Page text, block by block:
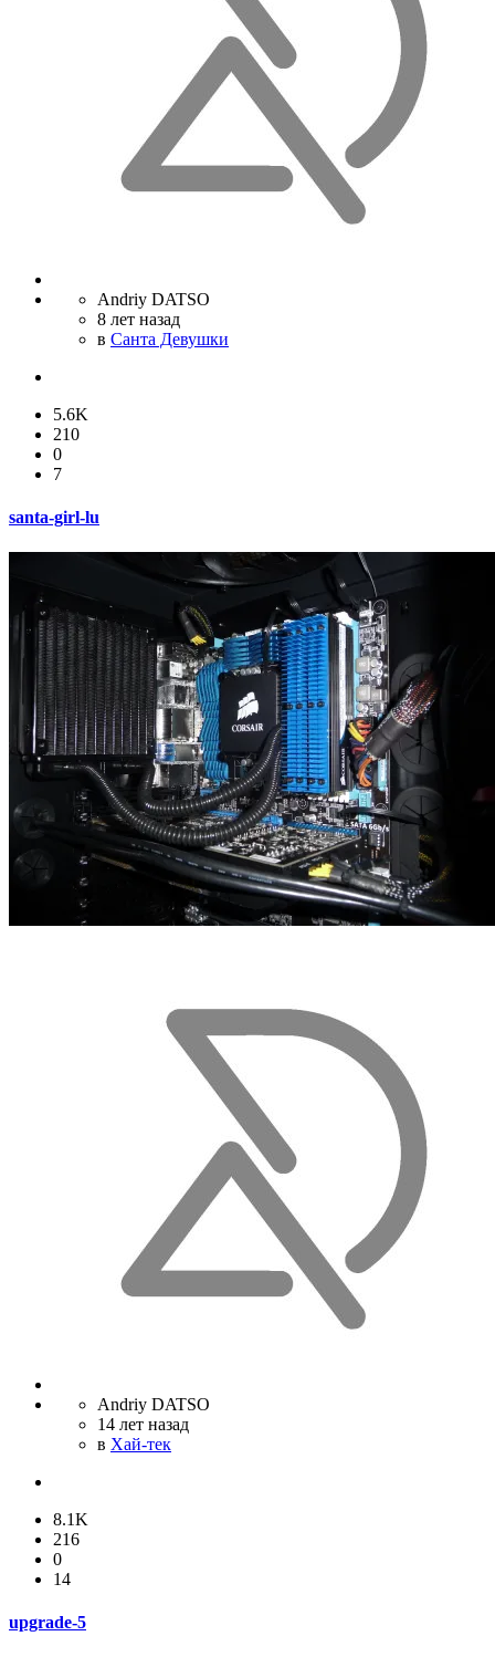
Andriy DATSO
8 лет назад
в Санта Девушки
5.6K
210
0
7
santa-girl-lu
Andriy DATSO
14 лет назад
в Хай-тек
8.1K
216
0
14
upgrade-5